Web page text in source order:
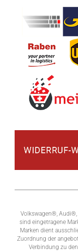
Volkswagen®, Audi®,
sind eingetragene
Marken dient
Zuordnung der
Verbindung zu